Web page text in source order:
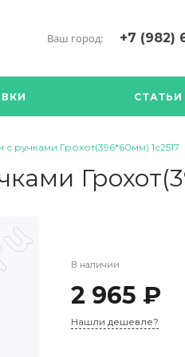
Ваш город: +7 (982)
+7 (34376)
г. Богданович,
17.00
СТАТЬИ
ручками Грохот(396*60мм) 1с2517
В наличии
2 965 ₽
Нашли дешевле?